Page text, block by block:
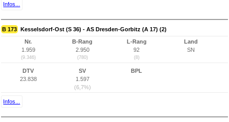
Infos...
B 173 Kesselsdorf-Ost (S 36) - AS Dresden-Gorbitz (A 17) (2)
Nr.
1.959
(9.346)
B-Rang
2.950
(780)
L-Rang
92
(8)
Land
SN
DTV
23.838
SV
1.597
(6,7%)
BPL
Infos...